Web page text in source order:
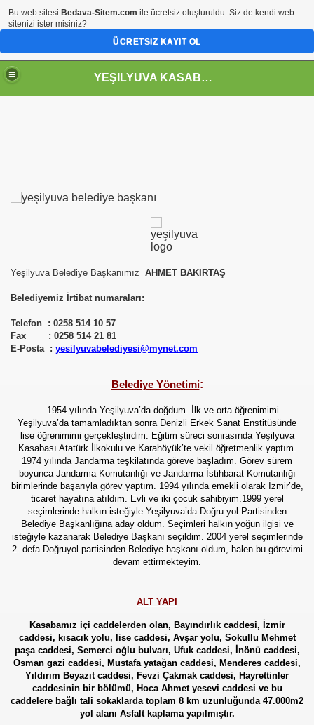
YEŞİLYUVA KASABASI
Yeşilyuva Belediye Başkanımız AHMET BAKIRTAŞ
Belediyemiz İrtibat numaraları:
Telefon : 0258 514 10 57
Fax : 0258 514 21 81
E-Posta : yesilyuvabelediyesi@mynet.com
Belediye Yönetimi:
1954 yılında Yeşilyuva’da doğdum. İlk ve orta öğrenimimi
Yeşilyuva’da tamamladıktan sonra Denizli Erkek Sanat Enstitüsünde
lise öğrenimimi gerçekleştirdim. Eğitim süreci sonrasında Yeşilyuva
Kasabası Atatürk İlkokulu ve Karahöyük’te vekil öğretmenlik yaptım.
1974 yılında Jandarma teşkilatında göreve başladım. Görev sürem
boyunca Jandarma Komutanlığı ve Jandarma İstihbarat Komutanlığı
birimlerinde başarıyla görev yaptım. 1994 yılında emekli olarak İzmir’de,
ticaret hayatına atıldım. Evli ve iki çocuk sahibiyim.1999 yerel
seçimlerinde halkın isteğiyle Yeşilyuva’da Doğru yol Partisinden
Belediye Başkanlığına aday oldum. Seçimleri halkın yoğun ilgisi ve
isteğiyle kazanarak Belediye Başkanı seçildim. 2004 yerel seçimlerinde
2. defa Doğruyol partisinden Belediye başkanı oldum, halen bu görevimi
devam ettirmekteyim.
ALT YAPI
Kasabamız içi caddelerden olan, Bayındırlık caddesi, İzmir
caddesi, kısacık yolu, lise caddesi, Avşar yolu, Sokullu Mehmet
paşa caddesi, Semerci oğlu bulvarı, Ufuk caddesi, İnönü caddesi,
Osman gazi caddesi, Mustafa yatağan caddesi, Menderes caddesi,
Yıldırım Beyazıt caddesi, Fevzi Çakmak caddesi, Hayrettinler
caddesinin bir bölümü, Hoca Ahmet yesevi caddesi ve bu
caddelere bağlı tali sokaklarda toplam 8 km uzunluğunda 47.000m2
yol alanı Asfalt kaplama yapılmıştır.
Bu web sitesi Bedava-Sitem.com ile ücretsiz oluşturuldu. Siz de kendi web
sitenizi ister misiniz?
ÜCRETSIZ KAYIT OL